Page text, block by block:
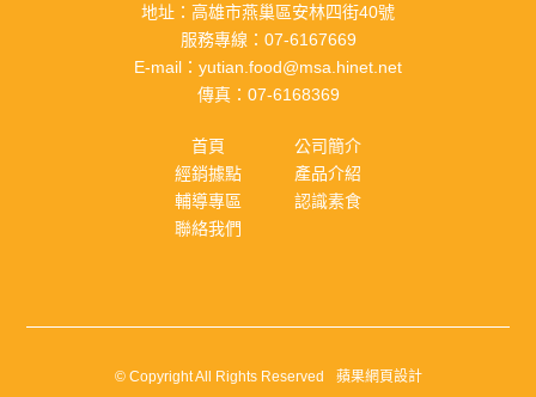
地址： 高雄市燕巢區安林四街40號
服務專線： 07-6167669
E-mail： yutian.food@msa.hinet.net
傳真： 07-6168369
首頁
公司簡介
經銷據點
產品介紹
輔導專區
認識素食
聯絡我們
© Copyright All Rights Reserved 蘋果網頁設計